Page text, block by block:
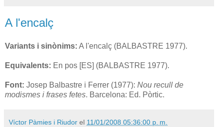
A l'encalç
Variants i sinònims: A l'encalç (BALBASTRE 1977).
Equivalents: En pos [ES] (BALBASTRE 1977).
Font: Josep Balbastre i Ferrer (1977): Nou recull de
modismes i frases fetes. Barcelona: Ed. Pòrtic.
Víctor Pàmies i Riudor el 11/01/2008 05:36:00 p. m.